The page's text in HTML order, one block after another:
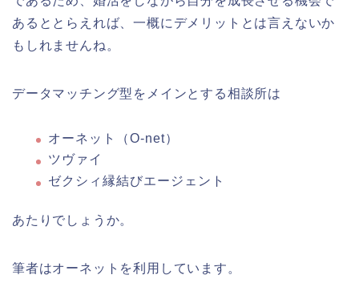
あるととらえれば、一概にデメリットとは言えないか
もしれませんね。
データマッチング型をメインとする相談所は
オーネット（O-net）
ツヴァイ
ゼクシィ縁結びエージェント
あたりでしょうか。
筆者はオーネットを利用しています。